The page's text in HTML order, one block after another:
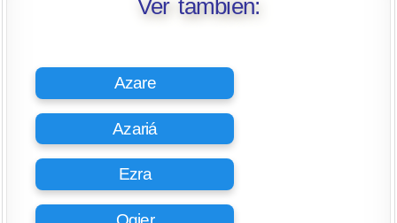
Ver también:
Azare
Azariá
Ezra